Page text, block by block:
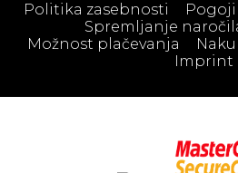
Politika zasebnosti
Spremljanje
Možnost plačevanja
Imprint